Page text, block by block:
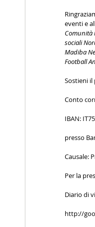
eventi e
Comunità
sociali
Madiba
Football
Sostieni
Conto
IBAN:
presso
Causale:
Per la
Diario di
http://